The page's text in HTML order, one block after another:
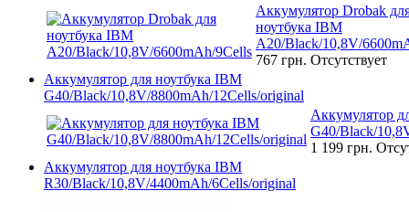
Аккумулятор Drobak
ноутбука IBM
A20/Black/10,8V/
767 грн. Отсутствует
Аккумулятор для ноутбука IBM
G40/Black/10,8V/8800mAh/12Cells/original
Аккумулятор
G40/Black/
1 199 грн.
Аккумулятор для ноутбука IBM
R30/Black/10,8V/4400mAh/6Cells/original